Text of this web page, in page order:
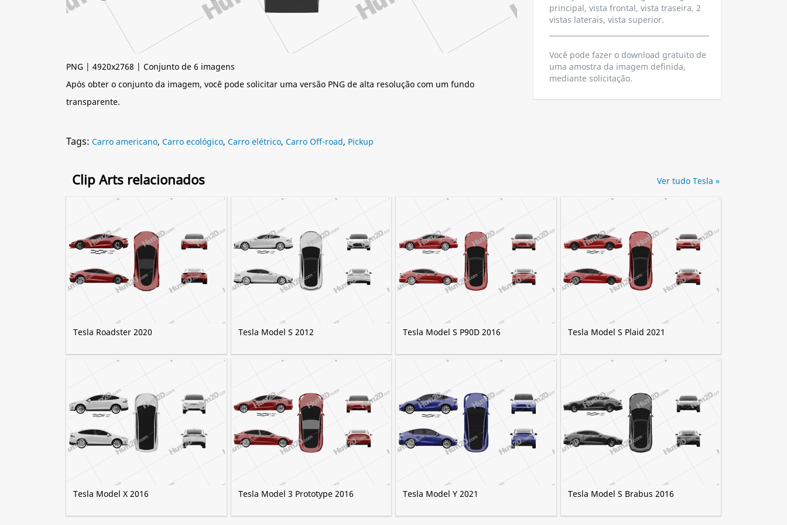
PNG | 4920x2768 | Conjunto de 6 imagens
Após obter o conjunto da imagem, você pode solicitar uma versão PNG de alta resolução com um fundo
transparente.
principal, vista frontal, vista traseira, 2
vistas laterais, vista superior.
Você pode fazer o download gratuito de
uma amostra da imagem definida,
mediante solicitação.
Tags: Carro americano, Carro ecológico, Carro elétrico, Carro Off-road, Pickup
Clip Arts relacionados
Tesla Roadster 2020 Tesla Model S 2012 Tesla Model S P90D 2016 Tesla Model S Plaid 2021
Tesla Model X 2016 Tesla Model 3 Prototype 2016 Tesla Model Y 2021 Tesla Model S Brabus 2016
Ver tudo Tesla »